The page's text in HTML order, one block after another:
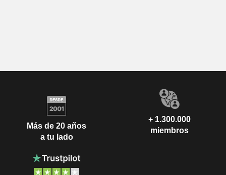
Más de 20 años
a tu lado
+ 1.300.000
miembros